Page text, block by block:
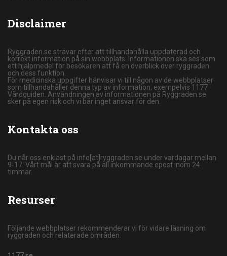
Disclaimer
Ryggraden.se strävar efter att tillhandahålla uppdaterad och
korrekt information på sin webbplats. Informationen ska ses som
ett hjälpmedel för besökaren att få en överblick över ryggraden
och dess funktion.
För medicinska uppgifter hänvisar vi till någon av de webbplatser
som tillhandahåller denna typ av information, exempelvis 1177
Vårdguiden. Användningen av informationen på Ryggraden.se
sker på egen risk och vi bär inget ansvar för den.
Kontakta oss
Du når oss enklast på info[at]ryggraden.se under vardagar mellan
9-17. Vårt mål är att svara på all inkommande epost inom 24
timmar.
Resurser
Följande webbplatser rekommenderar vi för vidare läsning om
ryggraden och relaterade områden.